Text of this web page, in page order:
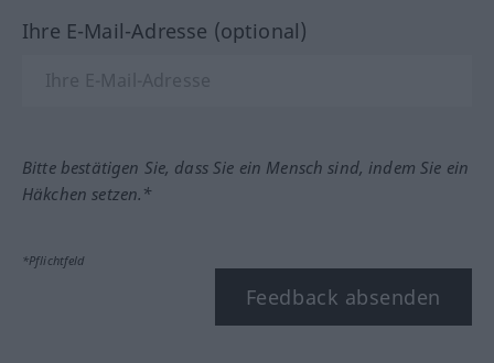
Ihre E-Mail-Adresse (optional)
Bitte bestätigen Sie, dass Sie ein Mensch sind, indem Sie ein
Häkchen setzen.*
*Pflichtfeld
Feedback absenden